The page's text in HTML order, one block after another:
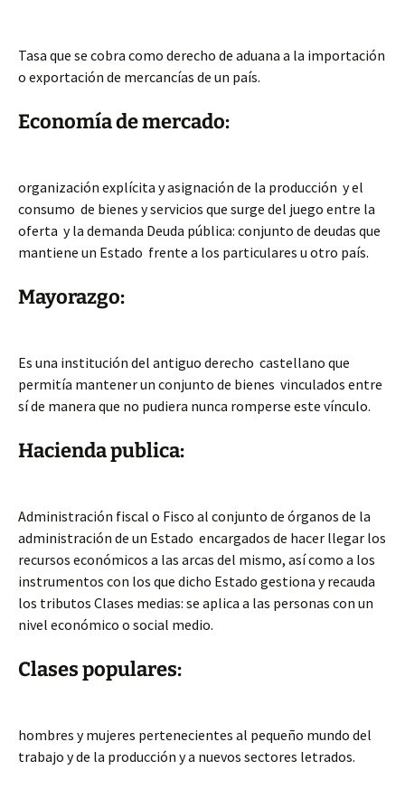
Tasa que se cobra como derecho de aduana a la importación
o exportación de mercancías de un país.
Economía de mercado:
organización explícita y asignación de la producción y el
consumo de bienes y servicios que surge del juego entre la
oferta y la demanda Deuda pública: conjunto de deudas que
mantiene un Estado frente a los particulares u otro país.
Mayorazgo:
Es una institución del antiguo derecho castellano que
permitía mantener un conjunto de bienes vinculados entre
sí de manera que no pudiera nunca romperse este vínculo.
Hacienda publica:
Administración fiscal o Fisco al conjunto de órganos de la
administración de un Estado encargados de hacer llegar los
recursos económicos a las arcas del mismo, así como a los
instrumentos con los que dicho Estado gestiona y recauda
los tributos Clases medias: se aplica a las personas con un
nivel económico o social medio.
Clases populares:
hombres y mujeres pertenecientes al pequeño mundo del
trabajo y de la producción y a nuevos sectores letrados.